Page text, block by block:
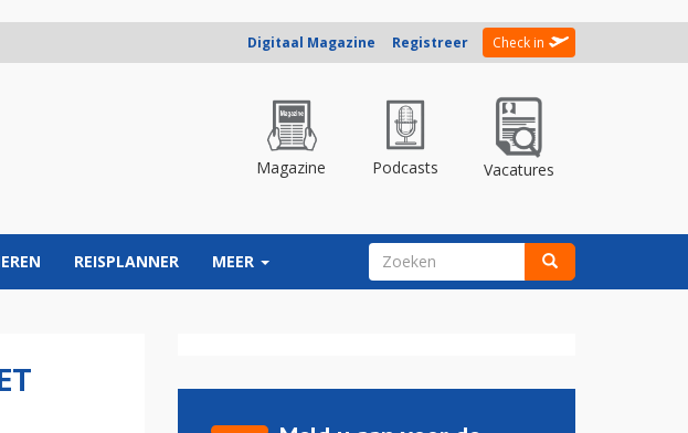
Digitaal Magazine Registreer Check in
Magazine Podcasts Vacatures
REISPLANNER MEER ZOEKVELD